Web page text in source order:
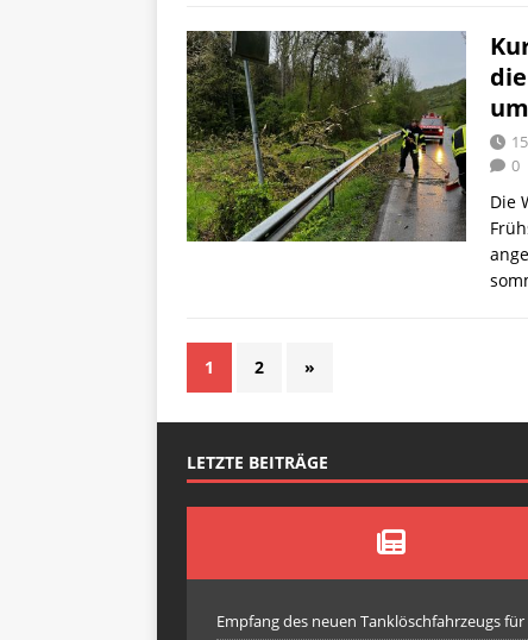
0
Die
1 2 »
LETZTE BEITRÄGE
Empfang des neuen Tanklöschfahrzeugs